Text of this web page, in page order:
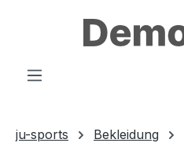
Zum Hauptinhalt springen
ju-sports Bekleidung